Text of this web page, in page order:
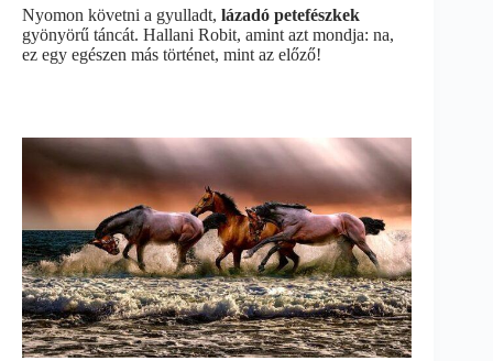
Nyomon követni a gyulladt, lázadó petefészkek
gyönyörű táncát. Hallani Robit, amint azt mondja: na,
ez egy egészen más történet, mint az előző!